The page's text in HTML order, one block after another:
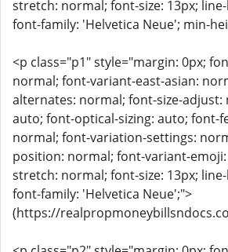
stretch: normal; font-size: 13px;
font-family: 'Helvetica Neue'; min-
<p class="p1" style="margin: 0px;
normal; font-variant-east-asian:
alternates: normal; font-size-adjust:
auto; font-optical-sizing: auto; font-
normal; font-variation-settings:
position: normal; font-variant-
stretch: normal; font-size: 13px;
font-family: 'Helvetica Neue';">
(https://